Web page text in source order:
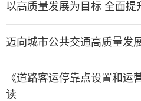
以高质量发展为目标 全面提
迈向城市公共交通高质量发
《道路客运停靠点设置和运
读